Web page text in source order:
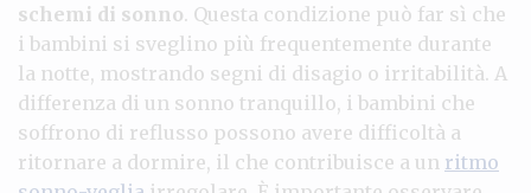
schemi di sonno. Questa condizione può far sì che
i bambini si sveglino più frequentemente durante
la notte, mostrando segni di disagio o irritabilità. A
differenza di un sonno tranquillo, i bambini che
soffrono di reflusso possono avere difficoltà a
ritornare a dormire, il che contribuisce a un ritmo